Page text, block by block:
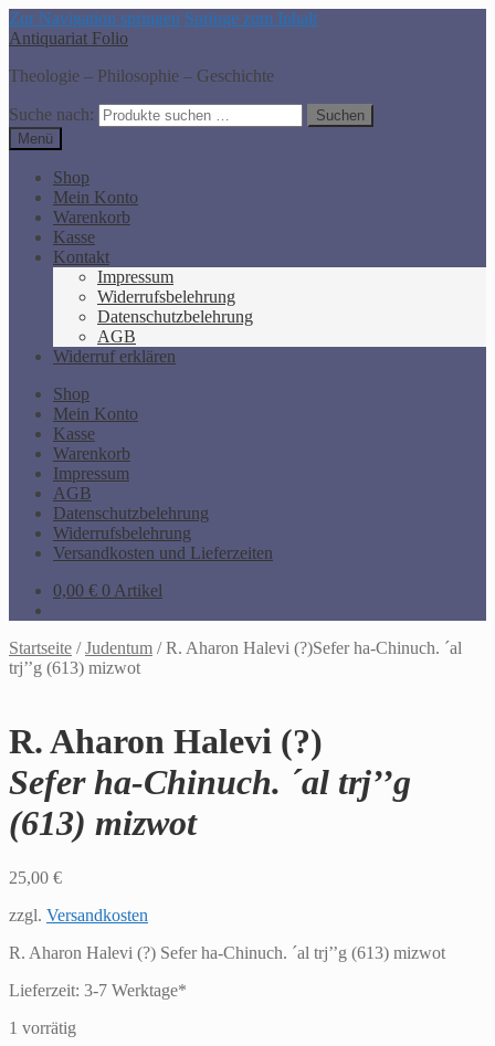
Zur Navigation springen Springe zum Inhalt
Antiquariat Folio
Theologie – Philosophie – Geschichte
Suche nach:
Suchen
Menü
Shop
Mein Konto
Warenkorb
Kasse
Kontakt
Impressum
Widerrufsbelehrung
Datenschutzbelehrung
AGB
Widerruf erklären
Shop
Mein Konto
Kasse
Warenkorb
Impressum
AGB
Datenschutzbelehrung
Widerrufsbelehrung
Versandkosten und Lieferzeiten
0,00 € 0 Artikel
Startseite /Judentum /R. Aharon Halevi (?)Sefer ha-Chinuch. ´al
trj’’g (613) mizwot
R. Aharon Halevi (?)
Sefer ha-Chinuch. ´al trj’’g
(613) mizwot
25,00 €
zzgl. Versandkosten
R. Aharon Halevi (?) Sefer ha-Chinuch. ´al trj’’g (613) mizwot
Lieferzeit: 3-7 Werktage*
1 vorrätig